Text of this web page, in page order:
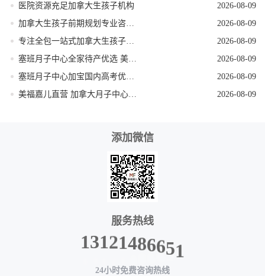
医院资源充足加拿大生孩子机构
2026-08-09
2026-08-09
2026-08-09
2026-08-09
2026-08-09
2026-08-09
添加微信
服务热线
13121486651
24小时免费咨询热线